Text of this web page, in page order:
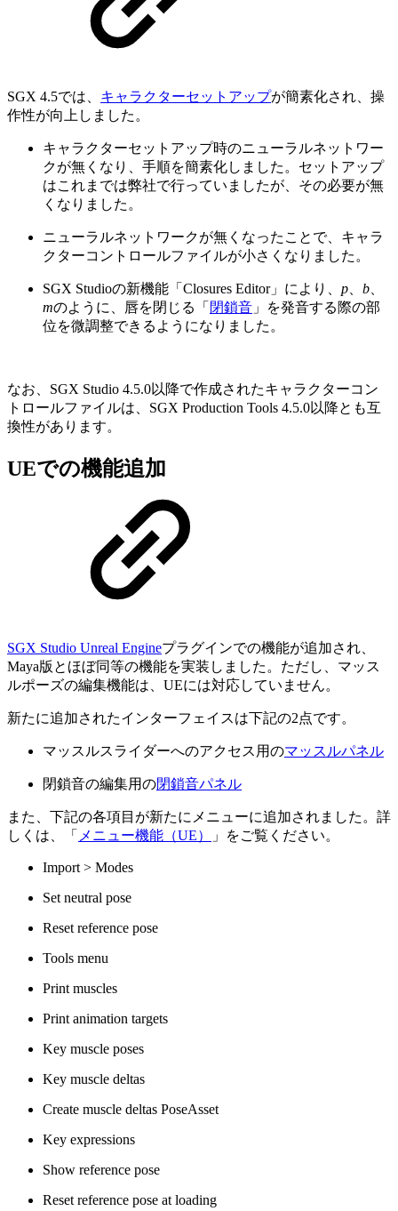
SGX 4.5では、 キャラクターセットアップが簡素化され、操
作性が向上しました。
キャラクターセットアップ時のニューラルネットワー
クが無くなり、手順を簡素化しました。セットアップ
はこれまでは弊社で行っていましたが、その必要が無
くなりました。
ニューラルネットワークが無くなったことで、キャラ
クターコントロールファイルが小さくなりました。
SGX Studioの新機能「Closures Editor」により、 p b
mのように、唇を閉じる「 閉鎖音 」を発音する際の部
位を微調整できるようになりました。
なお、SGX Studio 4.5.0以降で作成されたキャラクターコン
トロールファイルは、SGX Production Tools 4.5.0以降とも互
換性があります。
UEでの機能追加
SGX Studio Unreal Engineプラグインでの機能が追加され、
Maya版とほぼ同等の機能を実装しました。ただし、マッス
ルポーズの編集機能は、UEには対応していません。
新たに追加されたインターフェイスは下記の2点です。
マッスルスライダーへのアクセス用のマッスルパネル
閉鎖音の編集用の閉鎖音パネル
また、下記の各項目が新たにメニューに追加されました。詳
しくは、「 メニュー機能（UE） 」をご覧ください。
Import > Modes
Set neutral pose
Reset reference pose
Tools menu
Print muscles
Print animation targets
Key muscle poses
Key muscle deltas
Create muscle deltas PoseAsset
Key expressions
Show reference pose
Reset reference pose at loading